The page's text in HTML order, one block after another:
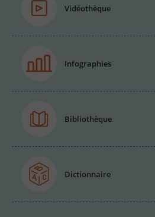
Vidéothèque
Infographies
Bibliothèque
Dictionnaire